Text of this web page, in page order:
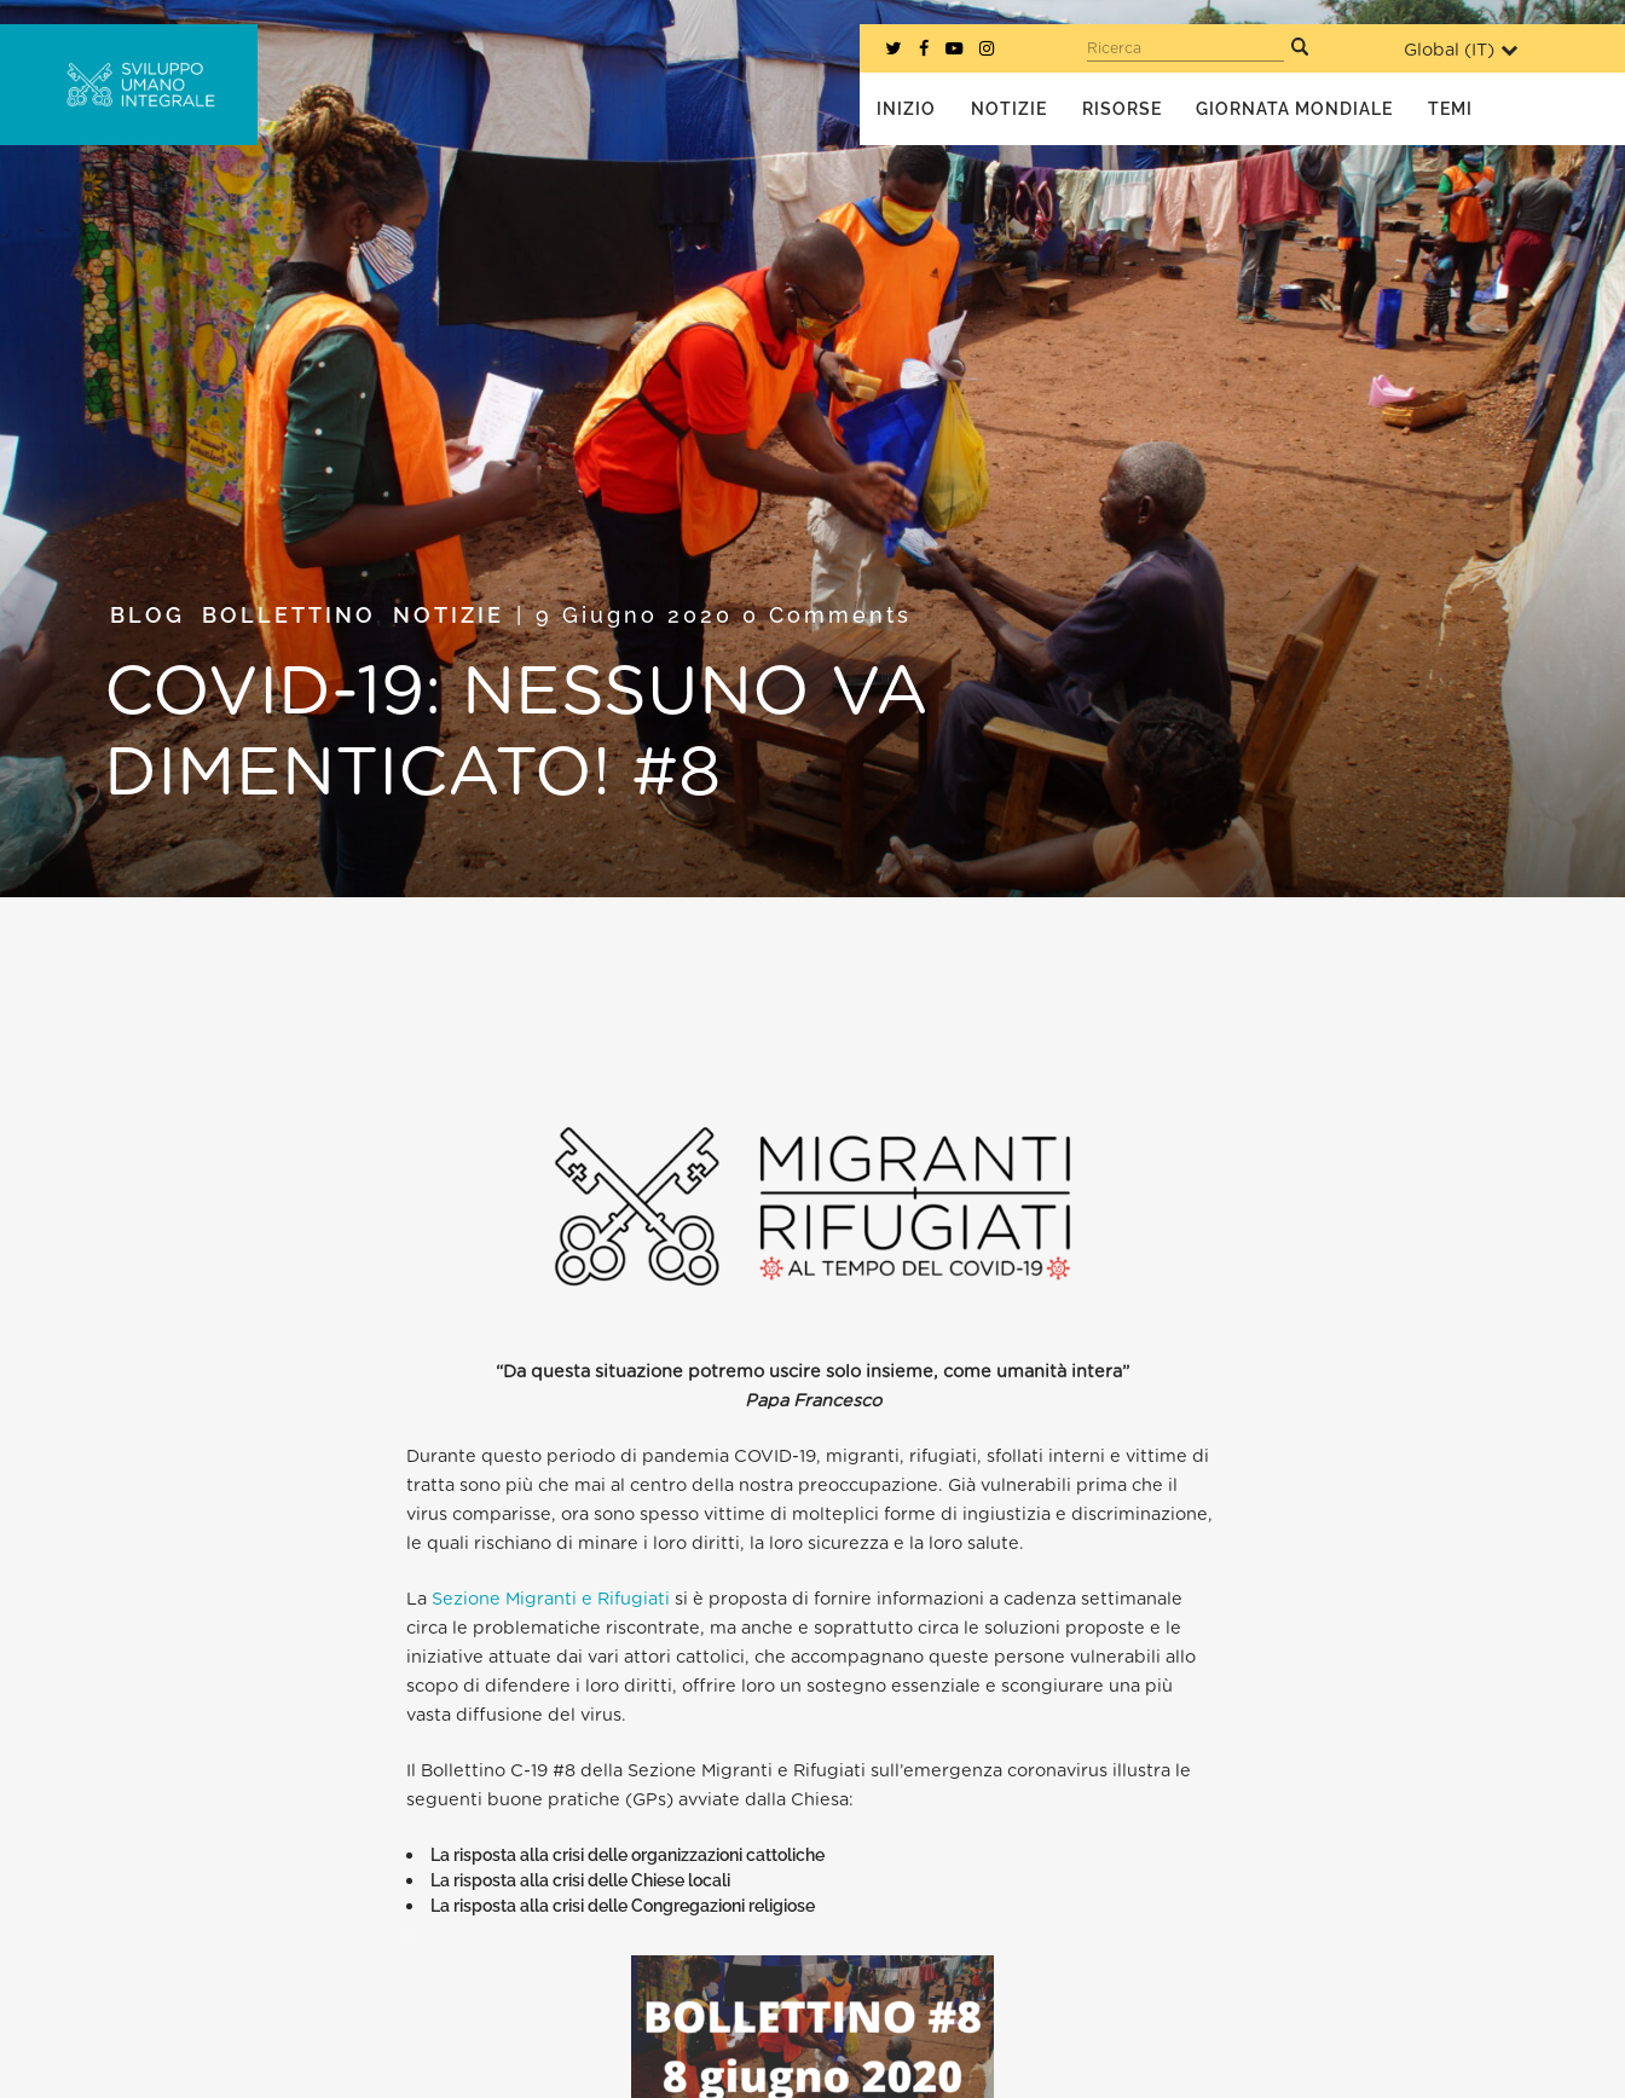
Global ( IT)
Ricerca
INIZIO NOTIZIE RISORSE GIORNATA MONDIALE TEMI
BLOG BOLLETTINO , NOTIZIE 9 Giugno 20200 Comments
COVID-19: NESSUNO VA
DIMENTICATO! #8
“Da questa situazione potremo uscire solo insieme, come umanità intera”
Papa Francesco
Durante questo periodo di pandemia COVID-19, migranti, rifugiati, sfollati interni e vittime di
tratta sono più che mai al centro della nostra preoccupazione. Già vulnerabili prima che il
virus comparisse, ora sono spesso vittime di molteplici forme di ingiustizia e discriminazione,
le quali rischiano di minare i loro diritti, la loro sicurezza e la loro salute.
La Sezione Migranti e Rifugiati si è proposta di fornire informazioni a cadenza settimanale
circa le problematiche riscontrate, ma anche e soprattutto circa le soluzioni proposte e le
iniziative attuate dai vari attori cattolici, che accompagnano queste persone vulnerabili allo
scopo di difendere i loro diritti, offrire loro un sostegno essenziale e scongiurare una più
vasta diffusione del virus.
Il Bollettino C-19 #8 della Sezione Migranti e Rifugiati sull’emergenza coronavirus illustra le
seguenti buone pratiche (GPs) avviate dalla Chiesa:
La risposta alla crisi delle organizzazioni cattoliche
La risposta alla crisi delle Chiese locali
La risposta alla crisi delle Congregazioni religiose